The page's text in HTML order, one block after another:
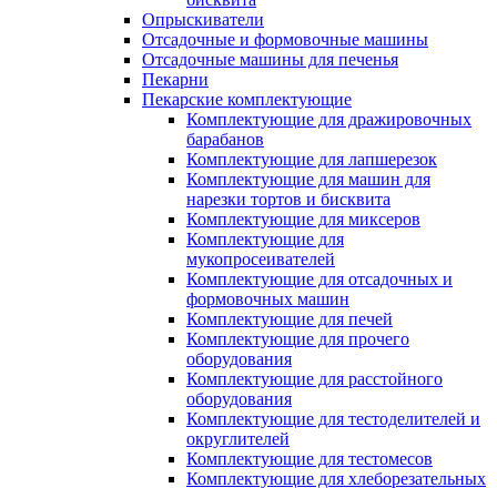
Опрыскиватели
Отсадочные и формовочные машины
Отсадочные машины для печенья
Пекарни
Пекарские комплектующие
Комплектующие для дражировочных
барабанов
Комплектующие для лапшерезок
Комплектующие для машин для
нарезки тортов и бисквита
Комплектующие для миксеров
Комплектующие для
мукопросеивателей
Комплектующие для отсадочных и
формовочных машин
Комплектующие для печей
Комплектующие для прочего
оборудования
Комплектующие для расстойного
оборудования
Комплектующие для тестоделителей и
округлителей
Комплектующие для тестомесов
Комплектующие для хлеборезательных